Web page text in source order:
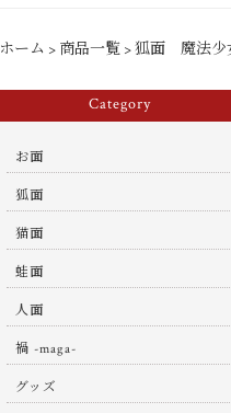
ホーム > 商品一覧 >狐面 魔法少
Category
お面
狐面
猫面
蛙面
人面
禍 -maga-
グッズ